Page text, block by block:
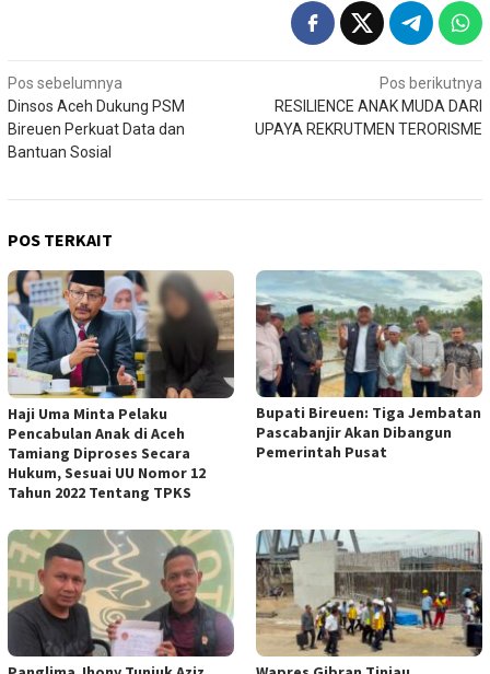
Navigasi
pos
Pos sebelumnya
Dinsos Aceh Dukung PSM
Bireuen Perkuat Data dan
Bantuan Sosial
Pos berikutnya
RESILIENCE ANAK MUDA DARI
UPAYA REKRUTMEN TERORISME
POS TERKAIT
Haji Uma Minta Pelaku
Pencabulan Anak di Aceh
Tamiang Diproses Secara
Hukum, Sesuai UU Nomor 12
Tahun 2022 Tentang TPKS
Bupati Bireuen: Tiga Jembatan
Pascabanjir Akan Dibangun
Pemerintah Pusat